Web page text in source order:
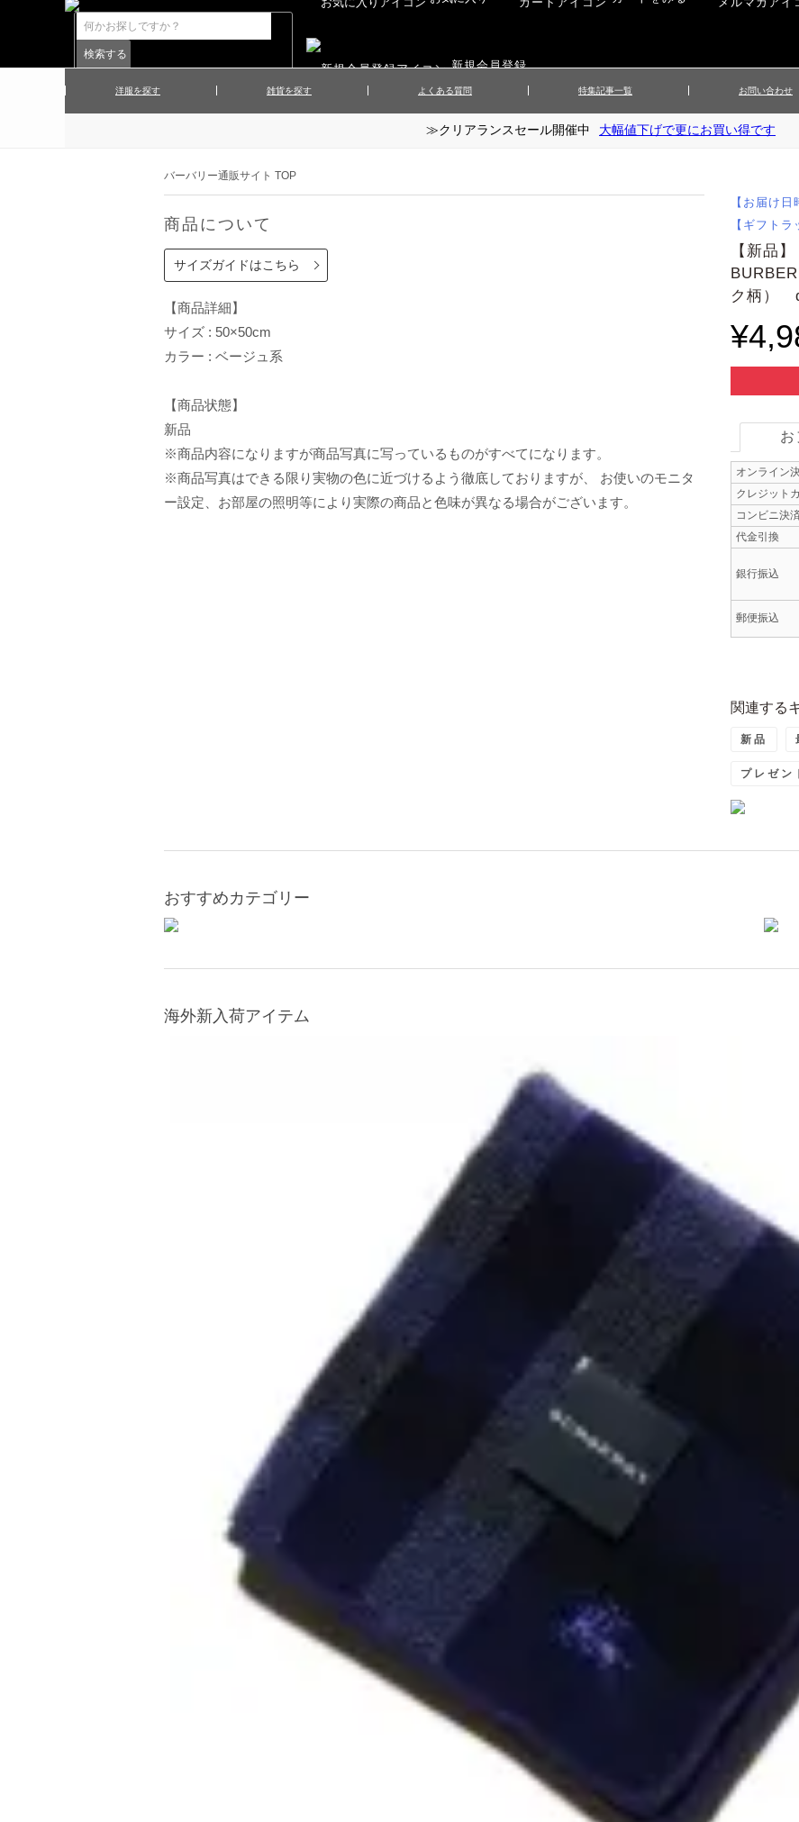
新規会員登録
洋服を探す
▲メンズニット
▲レディースワンピース ▲レディーススカート ▲レディースボトムス
雑貨を探す
▲財布・キーケース
▲アクセサリー
▲マフラー／ストール
▲その他
よくある質問 特集記事一覧 お問い合わせ
≫クリアランスセール開催中 大幅値下げで更にお買い得です
バーバリー通販サイト TOP
商品について
サイズガイドはこちら
【商品詳細】
サイズ : 50×50cm
カラー : ベージュ系
【商品状態】
新品
※商品内容になりますが商品写真に写っているものがすべてになります。
※商品写真はできる限り実物の色に近づけるよう徹底しておりますが、 お使いのモニタ
ー設定、お部屋の照明等により実際の商品と色味が異なる場合がございます。
【お届け日
【ギフトラ
【新品
ク柄）
オンライン
クレジット
コンビニ決
代金引換
銀行振込
郵便振込
関連する
新品
プレゼン
おすすめカテゴリー
海外新入荷アイテム